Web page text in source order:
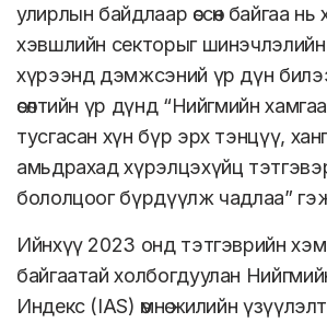
улирлын байдлаар өссөн байгаа нь
хэвшлийн секторыг
хүрээнд дэмжсэний үр дүн
өсөлтийн үр дүнд “Нийгмийн
тусгасан хүн бүр эрх тэнцүү,
амьдрахад хүрэлцэхүйц
бололцоог бүрдүүлж чадлаа”
Ийнхүү 2023 онд тэтгэврийн
байгаатай холбогдуулан
Индекс (IAS) өмнө жилийн